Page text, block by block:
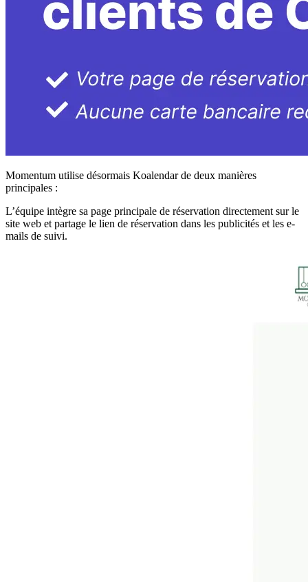
Momentum utilise désormais Koalendar de deux manières
principales :
L’équipe intègre sa page principale de réservation directement sur le
site web et partage le lien de réservation dans les publicités et les e-
mails de suivi.